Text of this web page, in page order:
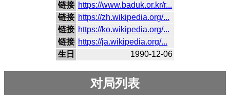
链接 https://www.baduk.or.kr/r...
链接 https://zh.wikipedia.org/...
链接 https://ko.wikipedia.org/...
链接 https://ja.wikipedia.org/...
生日
1990-12-06
对局列表